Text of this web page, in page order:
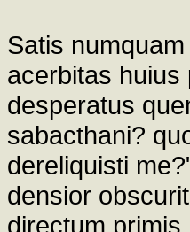
Satis
acerbitas huius
desperatus
sabacthani?
dereliquisti
densior
directum